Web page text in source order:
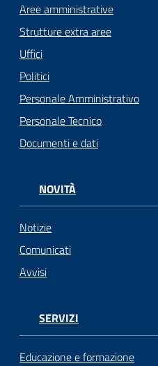
Aree amministrative
Strutture extra aree
Uffici
Politici
Personale Amministrativo
Personale Tecnico
Documenti e dati
NOVITÀ
Notizie
Comunicati
Avvisi
SERVIZI
Educazione e formazione